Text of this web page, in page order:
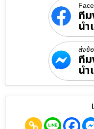
ที
นำ
ส่งข้
ที
นำ